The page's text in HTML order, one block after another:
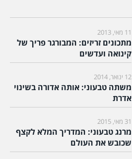
11 מאי, 2013
מתכונים זריזים: המבורגר פריך של
קינואה ועדשים
12 ינואר, 2014
משתה טבעוני: אותה אדורה בשינוי
אדרת
31 מאי, 2015
מרנג טבעוני: המדריך המלא לקצף
שכובש את העולם